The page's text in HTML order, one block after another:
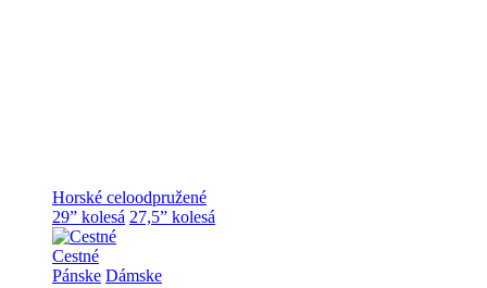
Horské celoodpružené
29” kolesá 27,5” kolesá
Cestné
Pánske Dámske